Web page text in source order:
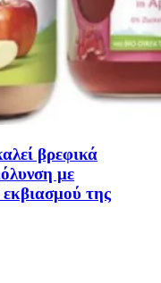
βρεφικά
με
της